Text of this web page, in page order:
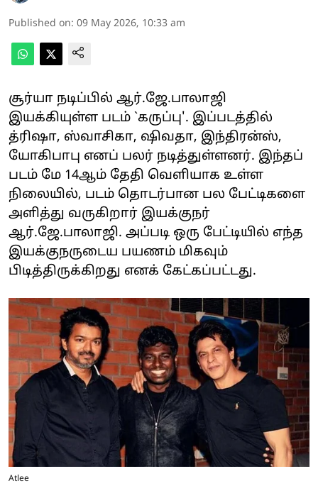
Published on: 09 May 2026, 10:33 am
சூர்யா நடிப்பில் ஆர்.ஜே.பாலாஜி
இயக்கியுள்ள படம் `கருப்பு'. இப்படத்தில்
த்ரிஷா, ஸ்வாசிகா, ஷிவதா, இந்திரன்ஸ்,
யோகிபாபு எனப் பலர் நடித்துள்ளனர். இந்தப்
படம் மே 14ஆம் தேதி வெளியாக உள்ள
நிலையில், படம் தொடர்பான பல பேட்டிகளை
அளித்து வருகிறார் இயக்குநர்
ஆர்.ஜே.பாலாஜி. அப்படி ஒரு பேட்டியில் எந்த
இயக்குநருடைய பயணம் மிகவும்
பிடித்திருக்கிறது எனக் கேட்கப்பட்டது.
Atlee